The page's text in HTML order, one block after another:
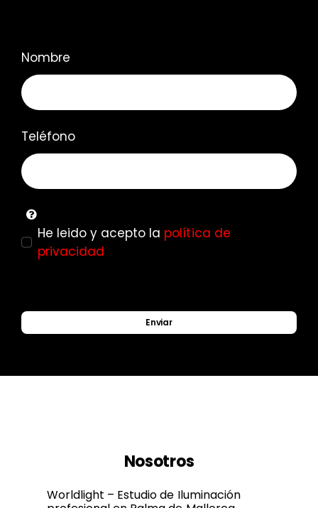
Nombre
Teléfono
He leido y acepto la política de
privacidad
Enviar
Nosotros
Worldlight – Estudio de Iluminación